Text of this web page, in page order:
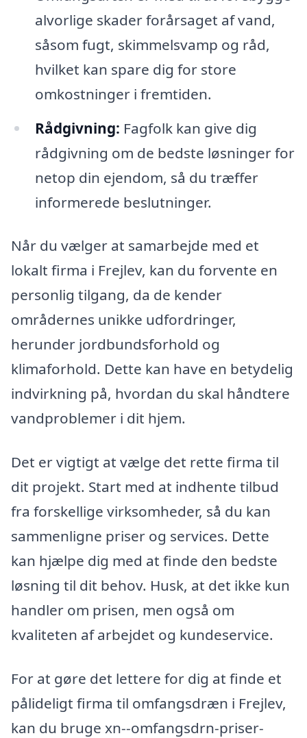
alvorlige skader forårsaget af vand,
såsom fugt, skimmelsvamp og råd,
hvilket kan spare dig for store
omkostninger i fremtiden.
Rådgivning: Fagfolk kan give dig
rådgivning om de bedste løsninger for
netop din ejendom, så du træffer
informerede beslutninger.
Når du vælger at samarbejde med et
lokalt firma i Frejlev, kan du forvente en
personlig tilgang, da de kender
områdernes unikke udfordringer,
herunder jordbundsforhold og
klimaforhold. Dette kan have en betydelig
indvirkning på, hvordan du skal håndtere
vandproblemer i dit hjem.
Det er vigtigt at vælge det rette firma til
dit projekt. Start med at indhente tilbud
fra forskellige virksomheder, så du kan
sammenligne priser og services. Dette
kan hjælpe dig med at finde den bedste
løsning til dit behov. Husk, at det ikke kun
handler om prisen, men også om
kvaliteten af arbejdet og kundeservice.
For at gøre det lettere for dig at finde et
pålideligt firma til omfangsdræn i Frejlev,
kan du bruge xn--omfangsdrn-priser-